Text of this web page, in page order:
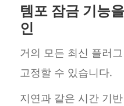
템포 잠금 기능
인
거의 모든 최신 플러
고정할 수 있습니다.
지연과 같은 시간 기